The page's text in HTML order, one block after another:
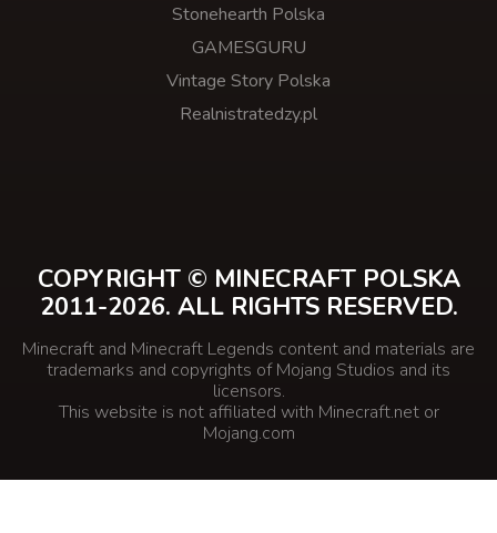
Stonehearth Polska
GAMESGURU
Vintage Story Polska
Realnistratedzy.pl
COPYRIGHT © MINECRAFT POLSKA
2011-2026. ALL RIGHTS RESERVED.
Minecraft and Minecraft Legends content and materials are
trademarks and copyrights of Mojang Studios and its
licensors.
This website is not affiliated with Minecraft.net or
Mojang.com